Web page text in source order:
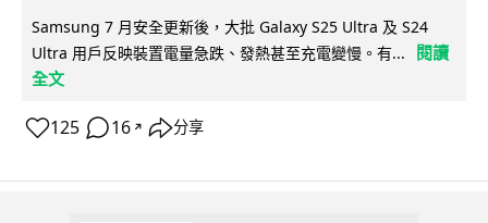
Samsung 7 月安全更新後，大批 Galaxy S25 Ultra 及 S24
Ultra 用戶反映裝置電量急跌、發熱甚至充電變慢。有...
閱讀
全文
125 16 ↗ 分享